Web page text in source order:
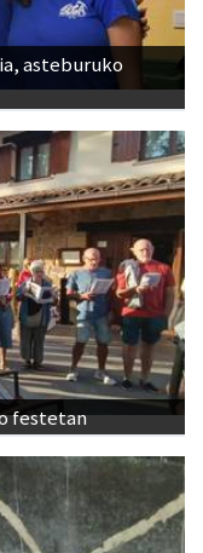
asteburuko
festetan